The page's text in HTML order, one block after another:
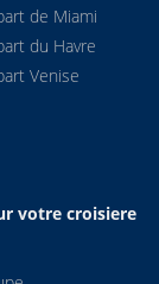
de Miami
du Havre
Venise
votre croisiere